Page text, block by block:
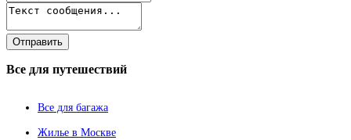
Все для путешествий
Все для багажа
Жилье в Москве